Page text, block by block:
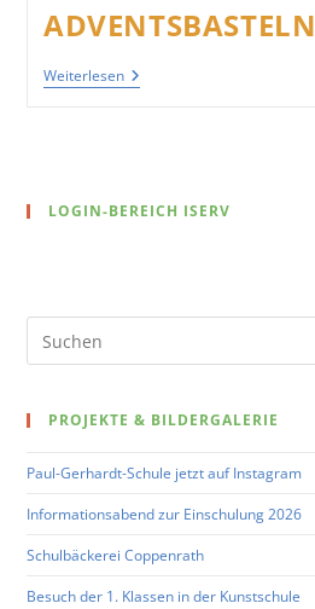
Kunstschule
ADVENTSBASTELN
WeiterlesenAdventsbasteln
LOGIN-BEREICH ISERV
PROJEKTE & BILDERGALERIE
Paul-Gerhardt-Schule jetzt auf Instagram
Informationsabend zur Einschulung 2026
Schulbäckerei Coppenrath
Besuch der 1. Klassen in der Kunstschule